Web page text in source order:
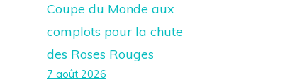
Coupe du Monde aux
complots pour la chute
des Roses Rouges
7 août 2026